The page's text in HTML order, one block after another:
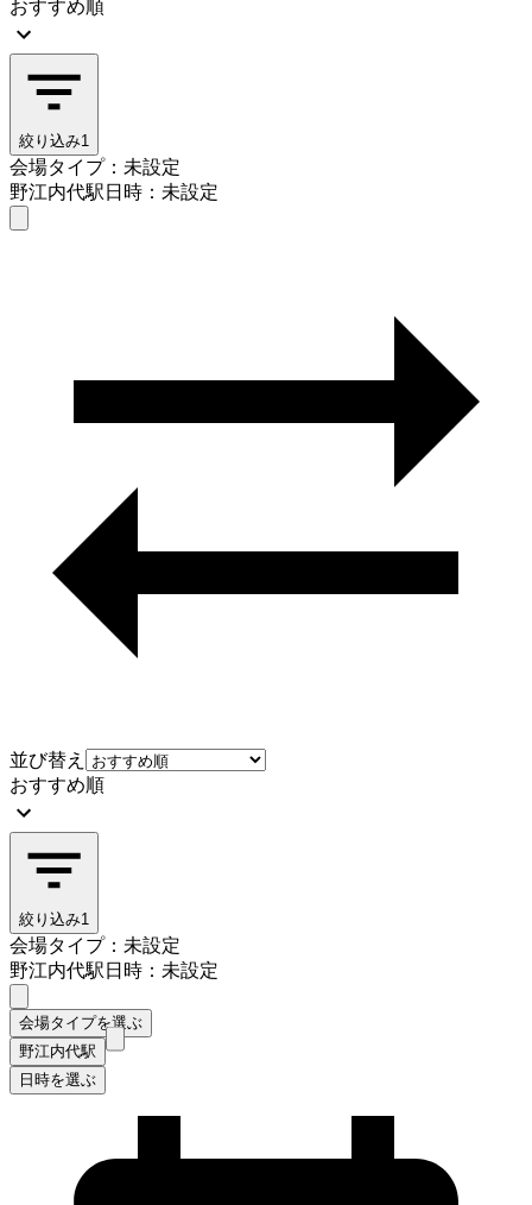
おすすめ順
絞り込み1
会場タイプ：未設定
野江内代駅日時：未設定
並び替え
おすすめ順
絞り込み1
会場タイプ：未設定
野江内代駅日時：未設定
会場タイプを選ぶ
野江内代駅
日時を選ぶ